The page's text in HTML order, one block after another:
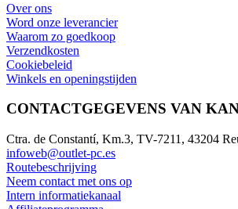
Over ons
Word onze leverancier
Waarom zo goedkoop
Verzendkosten
Cookiebeleid
Winkels en openingstijden
CONTACTGEGEVENS VAN
Ctra. de Constantí, Km.3, TV-7211, 43204
infoweb@outlet-pc.es
Routebeschrijving
Neem contact met ons op
Intern informatiekanaal